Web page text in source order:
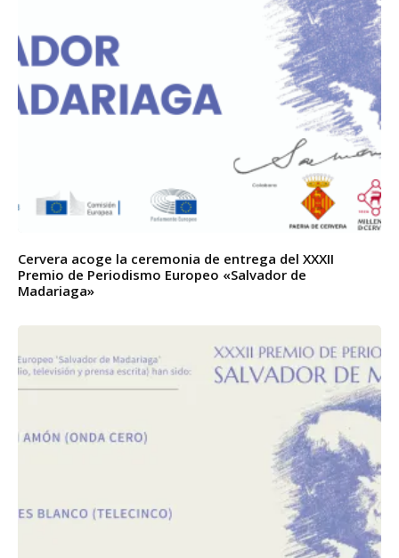
Cervera acoge la ceremonia de entrega del XXXII
Premio de Periodismo Europeo «Salvador de
Madariaga»